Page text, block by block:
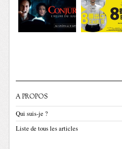
A PROPOS
Qui suis-je ?
Liste de tous les articles